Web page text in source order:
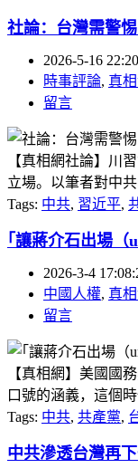
社論：台灣需警
2026-5-16
時事評論, 真
留言
【真相網社論】川
立場。以筆者對中
Tags: 中共, 習近平,
｢讓蔣介石出場（
2026-3-4
中國人權, 真
留言
【真相網】美國國
口號的涵義，這個
Tags: 中共, 共產黨,
中共滲透台灣再